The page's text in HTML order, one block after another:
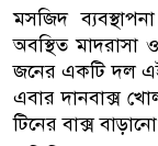
মসজিদ
অবস্থিত মাদরাসা
জনের একটি দল এই
এবার দানবাক্স
টিনের বাক্স